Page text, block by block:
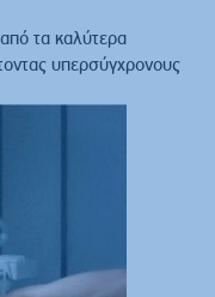
τα καλύτερα
υπερσύγχρονους